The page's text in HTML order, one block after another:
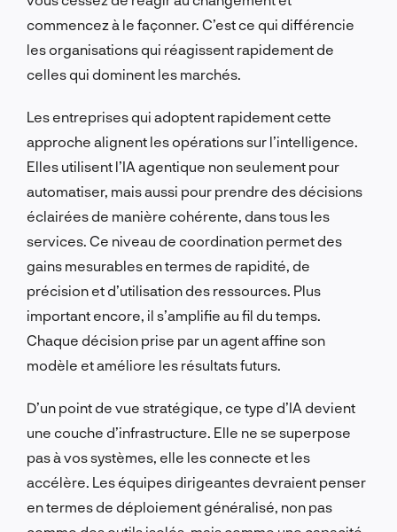
commencez à le façonner. C’est ce qui différencie
les organisations qui réagissent rapidement de
celles qui dominent les marchés.
Les entreprises qui adoptent rapidement cette
approche alignent les opérations sur l’intelligence.
Elles utilisent l’IA agentique non seulement pour
automatiser, mais aussi pour prendre des décisions
éclairées de manière cohérente, dans tous les
services. Ce niveau de coordination permet des
gains mesurables en termes de rapidité, de
précision et d’utilisation des ressources. Plus
important encore, il s’amplifie au fil du temps.
Chaque décision prise par un agent affine son
modèle et améliore les résultats futurs.
D’un point de vue stratégique, ce type d’IA devient
une couche d’infrastructure. Elle ne se superpose
pas à vos systèmes, elle les connecte et les
accélère. Les équipes dirigeantes devraient penser
en termes de déploiement généralisé, non pas